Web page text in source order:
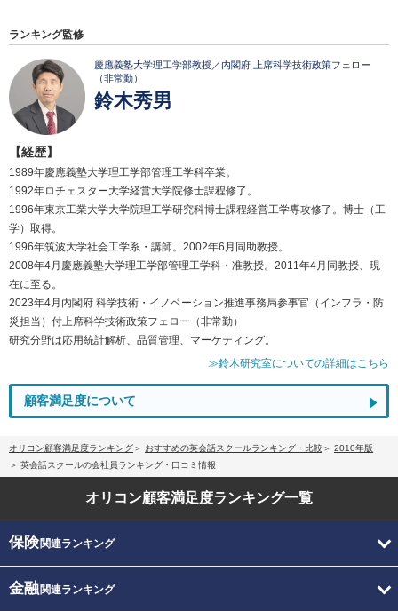
ランキング監修
慶應義塾大学理工学部教授／内閣府 上席科学技術政策フェロー
（非常勤）
鈴木秀男
【経歴】
1989年慶應義塾大学理工学部管理工学科卒業。
1992年ロチェスター大学経営大学院修士課程修了。
1996年東京工業大学大学院理工学研究科博士課程経営工学専攻修了。博士（工
学）取得。
1996年筑波大学社会工学系・講師。2002年6月同助教授。
2008年4月慶應義塾大学理工学部管理工学科・准教授。2011年4月同教授、現
在に至る。
2023年4月内閣府 科学技術・イノベーション推進事務局参事官（インフラ・防
災担当）付上席科学技術政策フェロー（非常勤）
研究分野は応用統計解析、品質管理、マーケティング。
≫鈴木研究室についての詳細はこちら
顧客満足度について
オリコン顧客満足度ランキング おすすめの英会話スクールランキング・比較
2010年版
英会話スクールの会社員ランキング・口コミ情報
オリコン顧客満足度ランキング一覧
保険関連ランキング
金融関連ランキング